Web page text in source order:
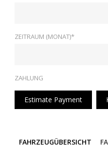
ZEITRAUM (MONAT)*
ZAHLUNG
Estimate Payment
FAHRZEUGÜBERSICHT